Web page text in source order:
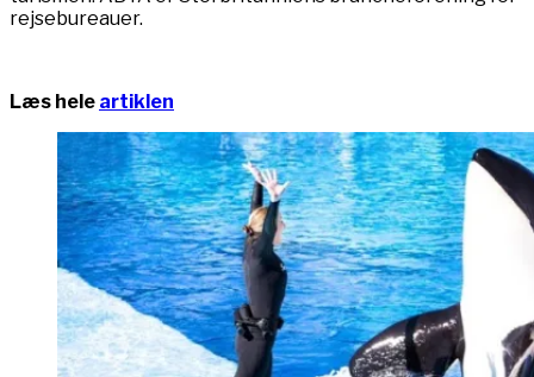
rejsebureauer.
Læs hele artiklen